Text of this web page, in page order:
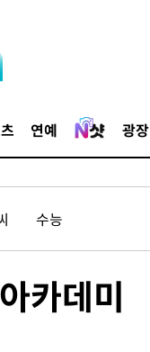
연예 광장
수능
카데미